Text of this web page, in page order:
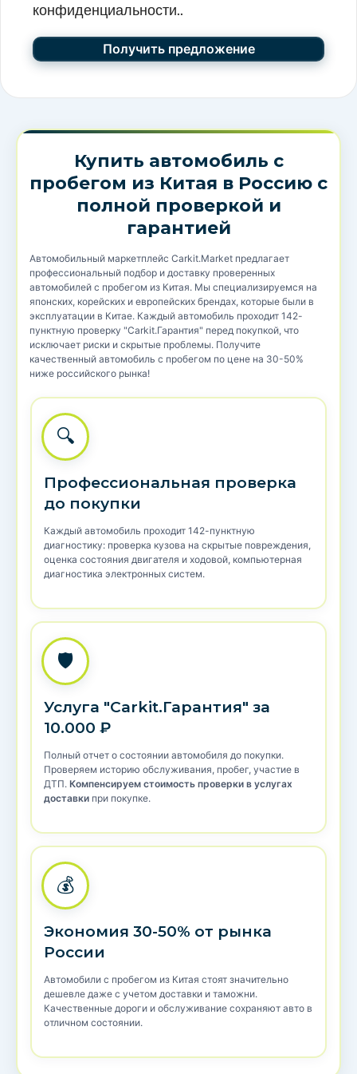
конфиденциальности..
Купить автомобиль с
пробегом из Китая в Россию с
полной проверкой и
гарантией
Автомобильный маркетплейс Carkit.Market предлагает
профессиональный подбор и доставку проверенных
автомобилей с пробегом из Китая. Мы специализируемся на
японских, корейских и европейских брендах, которые были в
эксплуатации в Китае. Каждый автомобиль проходит 142-
пунктную проверку "Carkit.Гарантия" перед покупкой, что
исключает риски и скрытые проблемы. Получите
качественный автомобиль с пробегом по цене на 30-50%
ниже российского рынка!
🔍
Профессиональная проверка
до покупки
Каждый автомобиль проходит 142-пунктную
диагностику: проверка кузова на скрытые повреждения,
оценка состояния двигателя и ходовой, компьютерная
диагностика электронных систем.
🛡️
Услуга "Carkit.Гарантия" за
10.000 ₽
Полный отчет о состоянии автомобиля до покупки.
Проверяем историю обслуживания, пробег, участие в
ДТП. Компенсируем стоимость проверки в услугах
доставки при покупке.
💰
Экономия 30-50% от рынка
России
Автомобили с пробегом из Китая стоят значительно
дешевле даже с учетом доставки и таможни.
Качественные дороги и обслуживание сохраняют авто в
отличном состоянии.